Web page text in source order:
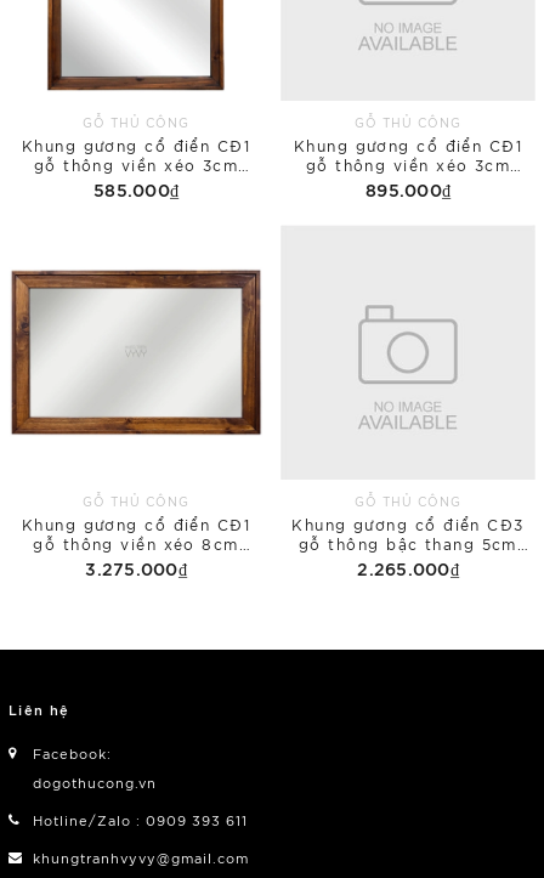
GỖ THỦ CÔNG
Khung gương cổ điển CĐ1
gỗ thông viền xéo 3cm
45x60 phủ bì
585.000₫
GỖ THỦ CÔNG
Khung gương cổ điển CĐ1
gỗ thông viền xéo 3cm
60x80 phủ bì
895.000₫
GỖ THỦ CÔNG
Khung gương cổ điển CĐ1
gỗ thông viền xéo 8cm
80x120 phủ bì
3.275.000₫
GỖ THỦ CÔNG
Khung gương cổ điển CĐ3
gỗ thông bậc thang 5cm
50x150 phủ bì
2.265.000₫
Liên hệ
Facebook:
dogothucong.vn
Hotline/Zalo : 0909 393 611
khungtranhvyvy@gmail.com